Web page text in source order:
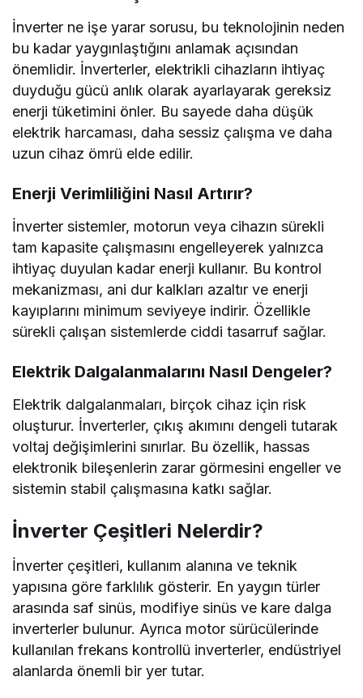
İnverter ne işe yarar sorusu, bu teknolojinin neden
bu kadar yaygınlaştığını anlamak açısından
önemlidir. İnverterler, elektrikli cihazların ihtiyaç
duyduğu gücü anlık olarak ayarlayarak gereksiz
enerji tüketimini önler. Bu sayede daha düşük
elektrik harcaması, daha sessiz çalışma ve daha
uzun cihaz ömrü elde edilir.
Enerji Verimliliğini Nasıl Artırır?
İnverter sistemler, motorun veya cihazın sürekli
tam kapasite çalışmasını engelleyerek yalnızca
ihtiyaç duyulan kadar enerji kullanır. Bu kontrol
mekanizması, ani dur kalkları azaltır ve enerji
kayıplarını minimum seviyeye indirir. Özellikle
sürekli çalışan sistemlerde ciddi tasarruf sağlar.
Elektrik Dalgalanmalarını Nasıl Dengeler?
Elektrik dalgalanmaları, birçok cihaz için risk
oluşturur. İnverterler, çıkış akımını dengeli tutarak
voltaj değişimlerini sınırlar. Bu özellik, hassas
elektronik bileşenlerin zarar görmesini engeller ve
sistemin stabil çalışmasına katkı sağlar.
İnverter Çeşitleri Nelerdir?
İnverter çeşitleri, kullanım alanına ve teknik
yapısına göre farklılık gösterir. En yaygın türler
arasında saf sinüs, modifiye sinüs ve kare dalga
inverterler bulunur. Ayrıca motor sürücülerinde
kullanılan frekans kontrollü inverterler, endüstriyel
alanlarda önemli bir yer tutar.